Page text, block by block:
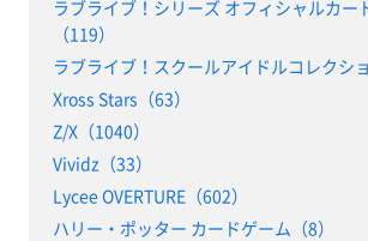
ラブライブ！シリーズ オフィシャルカー
（119）
ラブライブ！スクールアイドルコレクシ
Xross Stars（63）
Z/X（1040）
Vividz（33）
Lycee OVERTURE（602）
ハリー・ポッター カードゲーム（8）